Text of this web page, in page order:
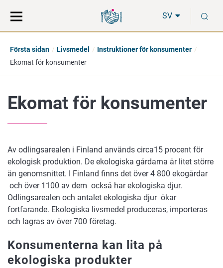
direkt
till
på
hela
SV
Första sidan Livsmedel
Instruktioner för konsumenter
Ekomat för konsumenter
Ekomat för konsumenter
Av odlingsarealen i Finland används circa15 procent för
ekologisk produktion. De ekologiska gårdarna är litet större
än genomsnittet. I Finland finns det över 4 800 ekogårdar
och över 1100 av dem också har ekologiska djur.
Odlingsarealen och antalet ekologiska djur ökar
fortfarande. Ekologiska livsmedel produceras, importeras
och lagras av över 700 företag.
Konsumenterna kan lita på
ekologiska produkter